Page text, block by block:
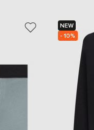
NEW
- 10%